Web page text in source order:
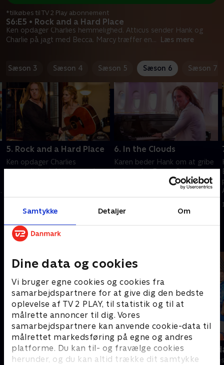
Samtykke Detaljer Om
Dine data og cookies
Vi bruger egne cookies og cookies fra
samarbejdspartnere for at give dig den bedste
oplevelse af TV 2 PLAY, til statistik og til at
målrette annoncer til dig. Vores
samarbejdspartnere kan anvende cookie-data til
målrettet markedsføring på egne og andres
platforme. Du kan til- og fravælge cookies
herunder, og du kan altid trække dit samtykke
S6:E5 • Rock and a Hard Place
Ken opdager Charlies hemmelighed. Atticus sender Hank og
Charlie på jagt med Becca. Marcy træffer en... Læs mere
*tilkøbes til TV 2 Play abonnement
Sæson 3 Sæson 4 Sæson 5 Sæson 6 Sæson 7
5. Rock and a Hard Place
Ken opdager Charlies
hemmelighed. Atticus sender
beslutning om Stu.
6. In the Clouds
Karen beder Hank om at gribe
ind overfor Becca. Drengene
tager med Atticus Fetch til
New York for at præsentere
sangene til Broadway.
Andre så også
Bert (dansk tale)
Komedie • 1 sæsoner
Robssons
Komedie • 1